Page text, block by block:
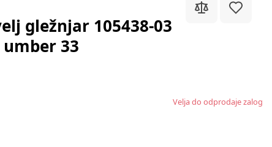
gležnjar 105438-03
33
Velja do odprodaje zalog